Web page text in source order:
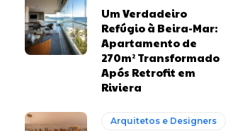
Um Verdadeiro
Refúgio à Beira-Mar:
Apartamento de
270m² Transformado
Após Retrofit em
Riviera
Arquitetos e Designers